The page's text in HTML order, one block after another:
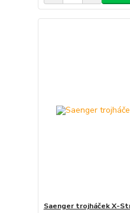
Saenger trojháček X-